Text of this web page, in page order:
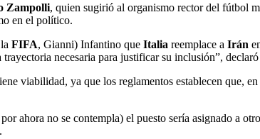
Zampolli, quien sugirió al organismo rector del fútbol
en el político.
FIFA, Gianni) Infantino que Italia reemplace a Irán
necesaria para justificar su inclusión”, declaró
viabilidad, ya que los reglamentos establecen que,
ahora no se contempla) el puesto sería asignado a
.